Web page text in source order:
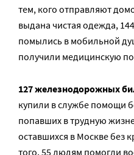
тем, кого отправляют
выдана чистая одежда,
помылись в мобильной
получили медицинскую
127 железнодорожных
купили в службе помощи
попавших в трудную
оставшихся в Москве без
того, 55 людям помогли